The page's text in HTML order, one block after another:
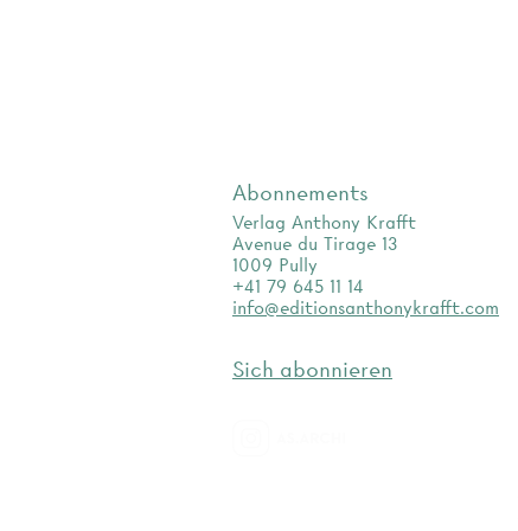
Abonnements
Verlag Anthony Krafft
Avenue du Tirage 13
1009 Pully
+41 79 645 11 14
info@editionsanthonykrafft.com
Sich abonnieren